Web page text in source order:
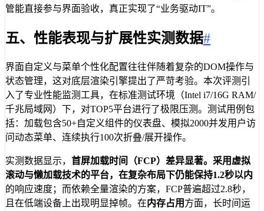
管能直接参与界面验收，真正实现了“业务驱动IT”。
五、性能表现与扩展性实测数据#
界面自定义与菜单个性化配置往往伴随着复杂的DOM操作与
状态管理，这对底层渲染引擎提出了严苛考验。本次评测引
入了专业性能监测工具，在标准测试环境（Intel i7/16G RAM/
千兆局域网）下，对TOP5平台进行了极限压测。测试用例包
括：加载包含50+自定义组件的仪表盘、模拟2000并发用户访
问动态菜单、连续执行100次折叠/展开操作。
实测数据显示， 首屏加载时间（FCP） 差异显著。采用虚拟
滚动与懒加载技术的平台，在复杂布局下仍能保持1.2秒以内
的响应速度；而依赖全量渲染的方案，FCP普遍超过2.8秒，
且在低端设备上出现明显掉帧。在内存占用 方面，长时间运